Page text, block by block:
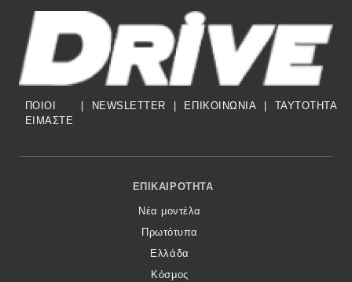
ΠΟΙΟΙ
ΕΙΜΑΣΤΕ
NEWSLETTER ΕΠΙΚΟΙΝΩΝΙΑ TAYTOTHTA
Footer Menu
ΕΠΙΚΑΙΡΌΤΗΤΑ
Νέα μοντέλα
Πρωτότυπα
Ελλάδα
Κόσμος